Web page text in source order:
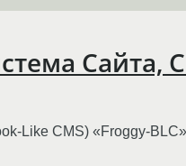
Сайта,
Like CMS) «Froggy-